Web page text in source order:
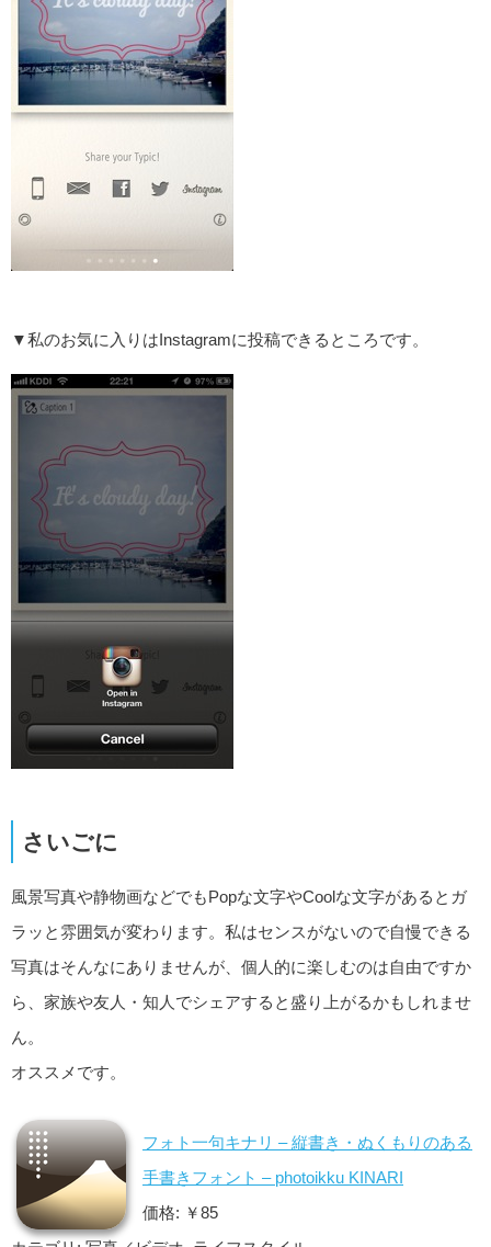
▼私のお気に入りはInstagramに投稿できるところです。
さいごに
風景写真や静物画などでもPopな文字やCoolな文字があるとガ
ラッと雰囲気が変わります。私はセンスがないので自慢できる
写真はそんなにありませんが、個人的に楽しむのは自由ですか
ら、家族や友人・知人でシェアすると盛り上がるかもしれませ
ん。
オススメです。
フォト一句キナリ – 縦書き・ぬくもりのある
手書きフォント – photoikku KINARI
価格: ￥85